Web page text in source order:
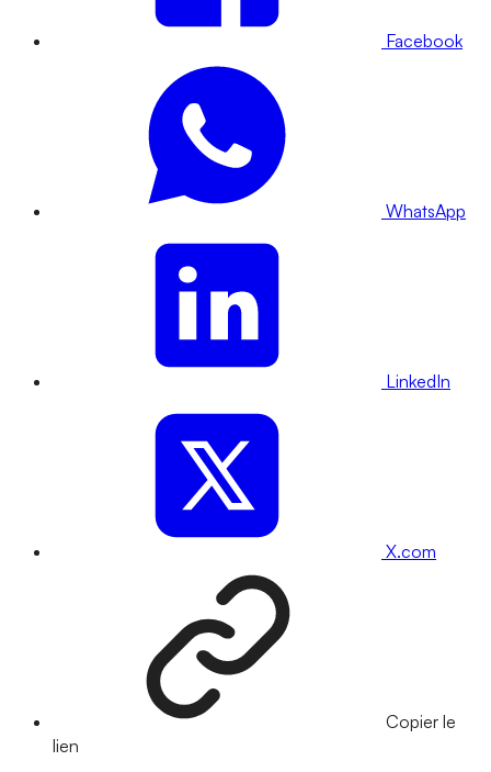
Facebook
WhatsApp
LinkedIn
X.com
Copier le
lien